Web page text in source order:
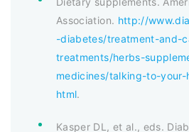
Association. http://
-diabetes/treatment-and-
treatments/herbs-
medicines/talking-to-
html.
Kasper DL, et al., eds.